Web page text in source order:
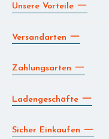
Unsere Vorteile
Versandarten
Zahlungsarten
Ladengeschäfte
Sicher Einkaufen